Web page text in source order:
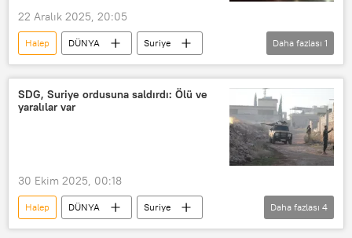
22 Aralık 2025, 20:05
Halep DÜNYA
Suriye
SDG
Suriye Ordusu
Daha fazlası 1
SDG, Suriye ordusuna saldırdı: Ölü ve
yaralılar var
30 Ekim 2025, 00:18
Halep DÜNYA
Suriye
SDG
Çatışma
silahlı çatışma
Daha fazlası 4